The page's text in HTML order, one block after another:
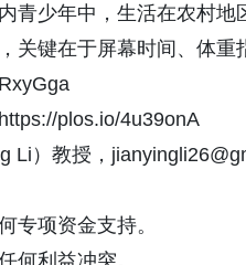
青少年中，生活在农村
关键在于屏幕时间、体重
plos.io/4u39onA
Li）教授，
专项资金支持。
何利益冲突。